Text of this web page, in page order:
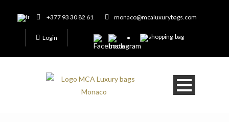
+377 93 30 82 61 monaco@mcaluxurybags.com
Login